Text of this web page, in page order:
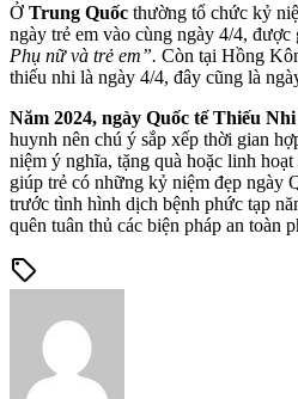
Ở Trung Quốc thường tổ chức kỷ
ngày trẻ em vào cùng ngày 4/4, được
Phụ nữ và trẻ em”. Còn tại Hồng
thiếu nhi là ngày 4/4, đây cũng là
Năm 2024, ngày Quốc tế Thiếu
huynh nên chú ý sắp xếp thời gian
niệm ý nghĩa, tặng quà hoặc linh
giúp trẻ có những kỷ niệm đẹp ngày
trước tình hình dịch bệnh phức tạp
quên tuân thủ các biện pháp an toàn
sell